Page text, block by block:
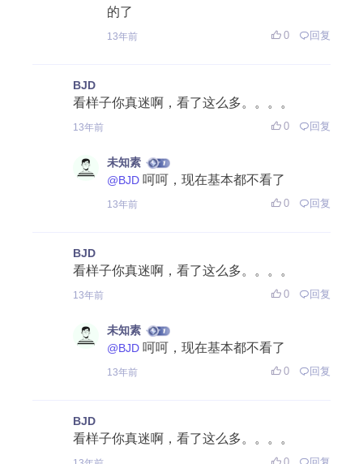
的了
13年前 0 回复
BJD
看样子你真迷啊，看了这么多。。。。
13年前 0 回复
未知素
@BJD 呵呵，现在基本都不看了
13年前 0 回复
BJD
看样子你真迷啊，看了这么多。。。。
13年前 0 回复
未知素
@BJD 呵呵，现在基本都不看了
13年前 0 回复
BJD
看样子你真迷啊，看了这么多。。。。